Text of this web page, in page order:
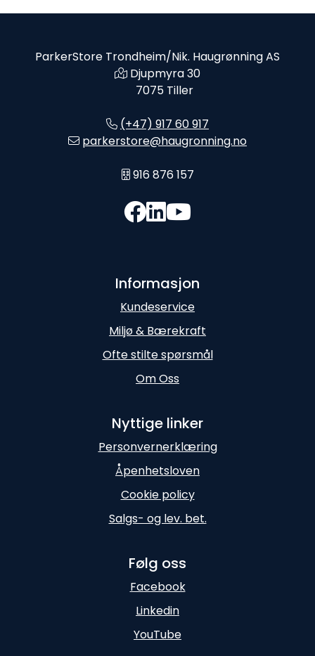
ParkerStore Trondheim/Nik. Haugrønning AS
Djupmyra 30
7075 Tiller
(+47) 917 60 917
parkerstore@haugronning.no
916 876 157
Informasjon
Kundeservice
Miljø & Bærekraft
Ofte stilte spørsmål
Om Oss
Nyttige linker
Personvernerklæring
Åpenhetsloven
Cookie policy
Salgs- og lev. bet.
Følg oss
Facebook
Linkedin
YouTube